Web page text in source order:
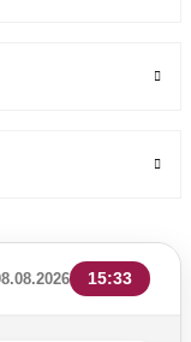
15:33